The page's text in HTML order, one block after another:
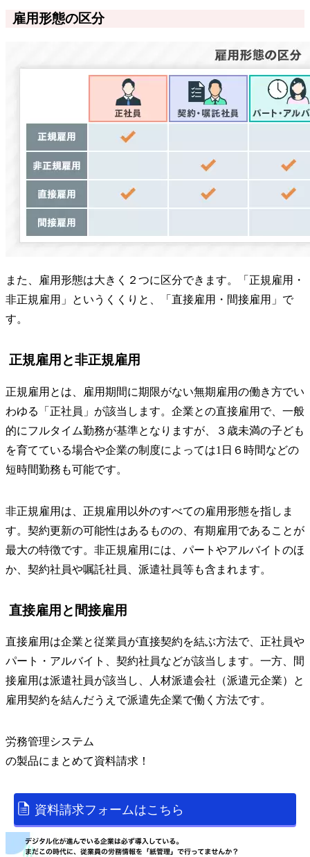
雇用形態の区分
また、雇用形態は大きく２つに区分できます。「正規雇用・
非正規雇用」というくくりと、「直接雇用・間接雇用」で
す。
正規雇用と非正規雇用
正規雇用とは、雇用期間に期限がない無期雇用の働き方でい
わゆる「正社員」が該当します。企業との直接雇用で、一般
的にフルタイム勤務が基準となりますが、３歳未満の子ども
を育てている場合や企業の制度によっては1日６時間などの
短時間勤務も可能です。
非正規雇用は、正規雇用以外のすべての雇用形態を指しま
す。契約更新の可能性はあるものの、有期雇用であることが
最大の特徴です。非正規雇用には、パートやアルバイトのほ
か、契約社員や嘱託社員、派遣社員等も含まれます。
直接雇用と間接雇用
直接雇用は企業と従業員が直接契約を結ぶ方法で、正社員や
パート・アルバイト、契約社員などが該当します。一方、間
接雇用は派遣社員が該当し、人材派遣会社（派遣元企業）と
雇用契約を結んだうえで派遣先企業で働く方法です。
労務管理システム
の製品にまとめて資料請求！
資料請求フォームはこちら